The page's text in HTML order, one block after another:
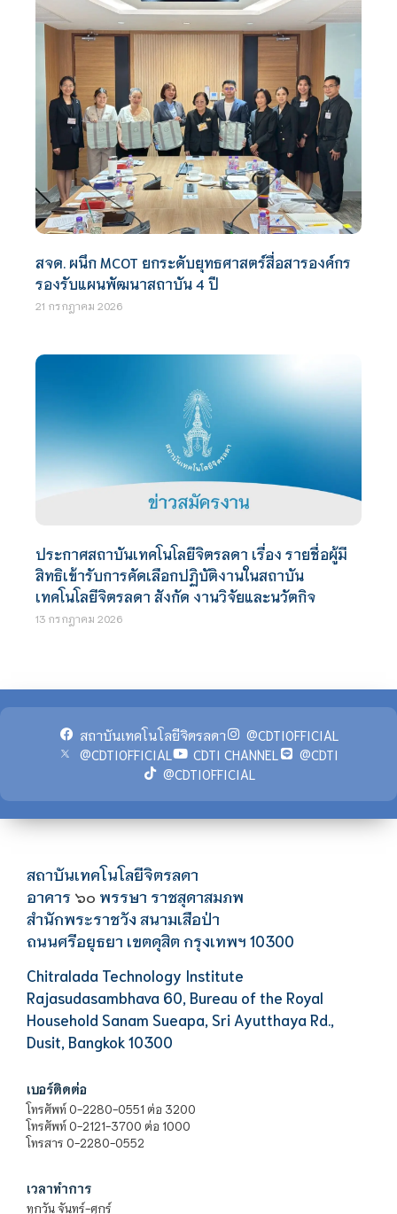
สจด. ผนึก MCOT ยกระดับยุทธศาสตร์สื่อสารองค์กร
รองรับแผนพัฒนาสถาบัน 4 ปี
21 กรกฎาคม 2026
ประกาศสถาบันเทคโนโลยีจิตรลดา เรื่อง รายชื่อผู้มี
สิทธิเข้ารับการคัดเลือกปฏิบัติงานในสถาบัน
เทคโนโลยีจิตรลดา สังกัด งานวิจัยและนวัตกิจ
13 กรกฎาคม 2026
สถาบันเทคโนโลยีจิตรลดา
@CDTIOFFICIAL
@CDTIOFFICIAL
CDTI CHANNEL
@CDTI
@CDTIOFFICIAL
สถาบันเทคโนโลยีจิตรลดา
อาคาร ๖๐ พรรษา ราชสุดาสมภพ
สำนักพระราชวัง สนามเสือป่า
ถนนศรีอยุธยา เขตดุสิต กรุงเทพฯ 10300
Chitralada Technology Institute
Rajasudasambhava 60, Bureau of the Royal
Household Sanam Sueapa, Sri Ayutthaya Rd.,
Dusit, Bangkok 10300
เบอร์ติดต่อ
โทรศัพท์ 0-2280-0551 ต่อ 3200
โทรศัพท์ 0-2121-3700 ต่อ 1000
โทรสาร 0-2280-0552
เวลาทำการ
ทุกวัน จันทร์-ศุกร์